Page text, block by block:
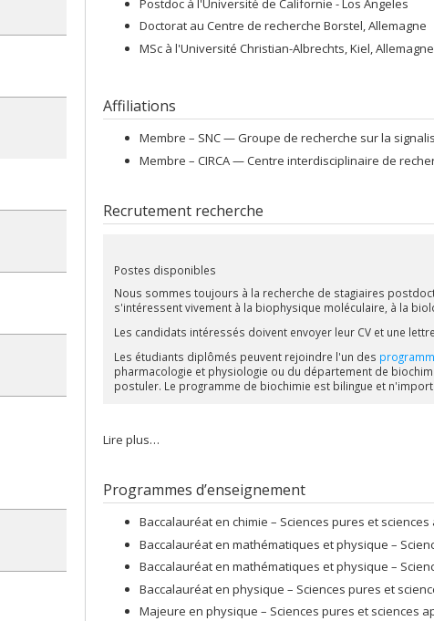
Postdoc à l'Université de Californie - Los Angeles
Doctorat au Centre de recherche Borstel, Allemagne
MSc à l'Université Christian-Albrechts, Kiel, Allemagne
Affiliations
Membre – SNC — Groupe de recherche sur la
Membre – CIRCA — Centre interdisciplinaire de
Recrutement recherche
Postes disponibles
Nous sommes toujours à la recherche de stagiaires
s'intéressent vivement à la biophysique moléculaire, à la
Les candidats intéressés doivent envoyer leur CV et une
Les étudiants diplômés peuvent rejoindre l'un des
pharmacologie et physiologie ou du département de
postuler. Le programme de biochimie est bilingue et
Lire plus…
Programmes d’enseignement
Baccalauréat en chimie – Sciences pures et
Baccalauréat en mathématiques et physique –
Baccalauréat en mathématiques et physique –
Baccalauréat en physique – Sciences pures et
Majeure en physique – Sciences pures et sciences